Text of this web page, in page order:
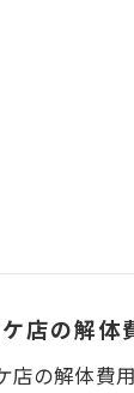
店の解体費